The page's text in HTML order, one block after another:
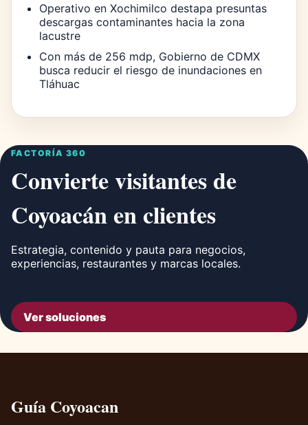
Operativo en Xochimilco destapa presuntas
descargas contaminantes hacia la zona
lacustre
Con más de 256 mdp, Gobierno de CDMX
busca reducir el riesgo de inundaciones en
Tláhuac
FACTORÍA 360
Convierte visitantes de
Coyoacán en clientes
Estrategia, contenido y pauta para negocios,
experiencias, restaurantes y marcas locales.
Ver soluciones
Guía Coyoacan